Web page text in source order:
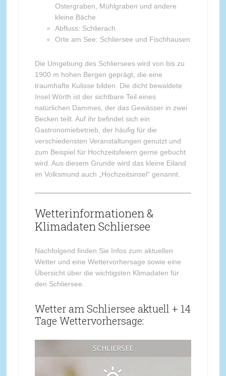
Ostergraben, Mühlgraben und andere
kleine Bäche
Abfluss: Schlierach
Orte am See: Schliersee und Fischhausen
Die Umgebung des Schliersees wird von bis zu
1900 m hohen Bergen geprägt, die eine
traumhafte Kulisse bilden. Die dicht bewaldete
Insel Wörth ist der sichtbare Teil eines
natürlichen Dammes, der das Gewässer in zwei
Becken teilt. Auf ihr befindet sich ein
Gastronomiebetrieb, der häufig für die
verschiedensten Veranstaltungen genutzt und
zum Beispiel für Hochzeitsfeiern gerne gebucht
wird. Aus diesem Grunde wird das kleine Eiland
im Volksmund auch „Hochzeitsinsel“ genannt.
Wetterinformationen &
Klimadaten Schliersee
Nachfolgend finden Sie Infos zum aktuellen
Wetter und eine Wettervorhersage sowie eine
Übersicht über die wichtigsten Klimadaten für
den Schliersee.
Wetter am Schliersee aktuell + 14
Tage Wettervorhersage:
SCHLIERSEE